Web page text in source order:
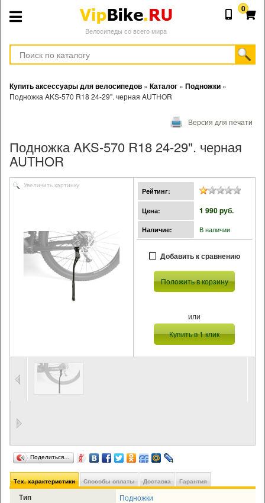
Велосипеды со всего мира
0
Купить аксессуары для велосипедов » Каталог » Подножки »
Подножка AKS-570 R18 24-29". черная AUTHOR
Версия для печати
Подножка AKS-570 R18 24-29". черная
AUTHOR
Увеличить картинку
Рейтинг:
Цена: 1 990 pуб.
Наличие: В наличии
Добавить к сравнению
Положить в корзину
или
Купить в 1 клик
Поделиться…
Тех. характеристики Способы оплаты Доставка Гарантия
Тип Подножки